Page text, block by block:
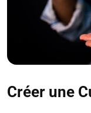
Créer une